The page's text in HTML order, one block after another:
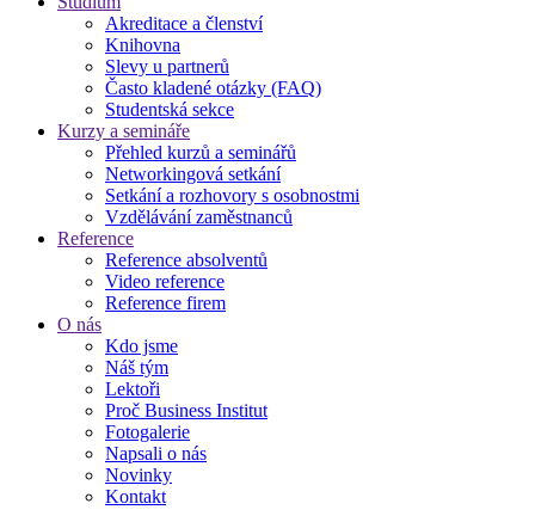
Akreditace a členství
Knihovna
Slevy u partnerů
Často kladené otázky (FAQ)
Studentská sekce
Kurzy a semináře
Přehled kurzů a seminářů
Networkingová setkání
Setkání a rozhovory s osobnostmi
Vzdělávání zaměstnanců
Reference
Reference absolventů
Video reference
Reference firem
O nás
Kdo jsme
Náš tým
Lektoři
Proč Business Institut
Fotogalerie
Napsali o nás
Novinky
Kontakt